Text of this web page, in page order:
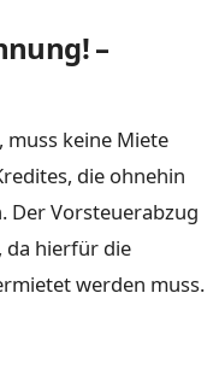
–
keine Miete
die ohnehin
Der Vorsteuerabzug
da hierfür die
werden muss.